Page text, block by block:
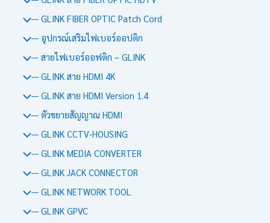
— GLINK FIBER OPTIC Patch Cord
— อุปกรณ์เสริมไฟเบอร์ออปติก
— สายไฟเบอร์ออฟติก – GLINK
— GLINK สาย HDMI 4K
— GLINK สาย HDMI Version 1.4
— ตัวขยายสัญญาณ HDMI
— GLINK CCTV-HOUSING
— GLINK MEDIA CONVERTER
— GLINK JACK CONNECTOR
— GLINK NETWORK TOOL
— GLINK GPVC